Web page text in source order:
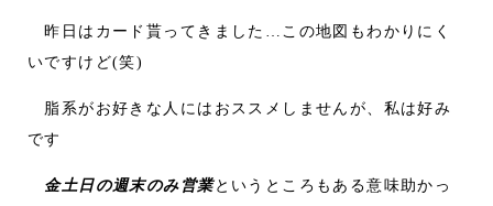
昨日はカード貰ってきました…この地図もわかりにく
いですけど(笑)
脂系がお好きな人にはおススメしませんが、私は好み
です
金土日の週末のみ営業というところもある意味助かっ